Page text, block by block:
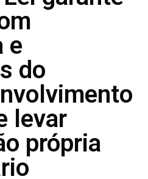
e
do
levar
própria